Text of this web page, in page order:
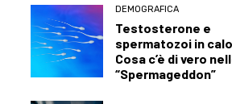
DEMOGRAFICA
Testosterone e
spermatozoi in
Cosa c’è di vero
“Spermageddon”